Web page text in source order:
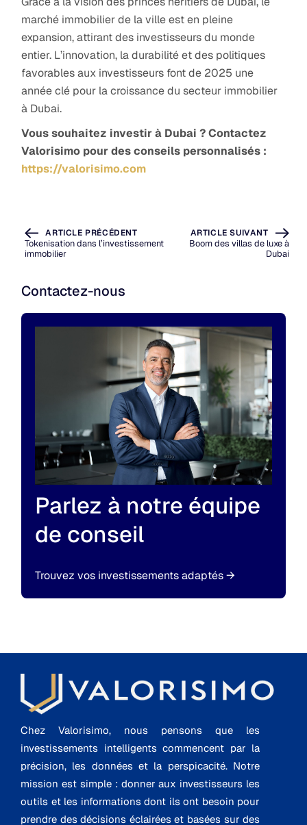
marché immobilier de la ville est en pleine
expansion, attirant des investisseurs du monde
entier. L’innovation, la durabilité et des politiques
favorables aux investisseurs font de 2025 une
année clé pour la croissance du secteur immobilier
à Dubai.
Vous souhaitez investir à Dubai ? Contactez
Valorisimo pour des conseils personnalisés :
https://valorisimo.com
ARTICLE PRÉCÉDENT
Tokenisation dans l’investissement
immobilier
ARTICLE SUIVANT
Boom des villas de luxe à
Dubai
Contactez-nous
Parlez à notre équipe
de conseil
Trouvez vos investissements adaptés→
Chez Valorisimo, nous pensons que les
investissements intelligents commencent par la
précision, les données et la perspicacité. Notre
mission est simple : donner aux investisseurs les
outils et les informations dont ils ont besoin pour
prendre des décisions éclairées et basées sur des